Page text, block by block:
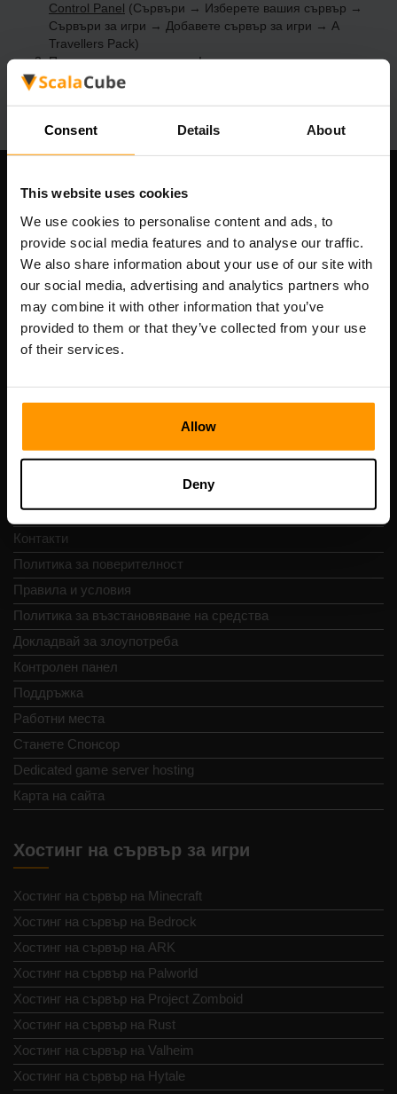
Consent Details About
This website uses cookies
We use cookies to personalise content and ads, to
provide social media features and to analyse our traffic.
We also share information about your use of our site with
our social media, advertising and analytics partners who
may combine it with other information that you’ve
provided to them or that they’ve collected from your use
of their services.
Allow
Deny
Control Panel (Сървъри → Изберете вашия сървър →
Сървъри за игри → Добавете сървър за игри → A
Travellers Pack)
Приятна игра на сървъра!
Нашата компания
Scalable Hosting Solutions OÜ
Регистрационен код: 14652605
ДДС номер: EE102133820
Адрес: Harju maakond, Tallinn, Kesklinna linnaosa,
Vesivärava tn 50-201, 10152
Бърза навигация
Отзиви
Контакти
Политика за поверителност
Правила и условия
Политика за възстановяване на средства
Докладвай за злоупотреба
Контролен панел
Поддръжка
Работни места
Станете Спонсор
Dedicated game server hosting
Карта на сайта
Хостинг на сървър за игри
Хостинг на сървър на Minecraft
Хостинг на сървър на Bedrock
Хостинг на сървър на ARK
Хостинг на сървър на Palworld
Хостинг на сървър на Project Zomboid
Хостинг на сървър на Rust
Хостинг на сървър на Valheim
Хостинг на сървър на Hytale